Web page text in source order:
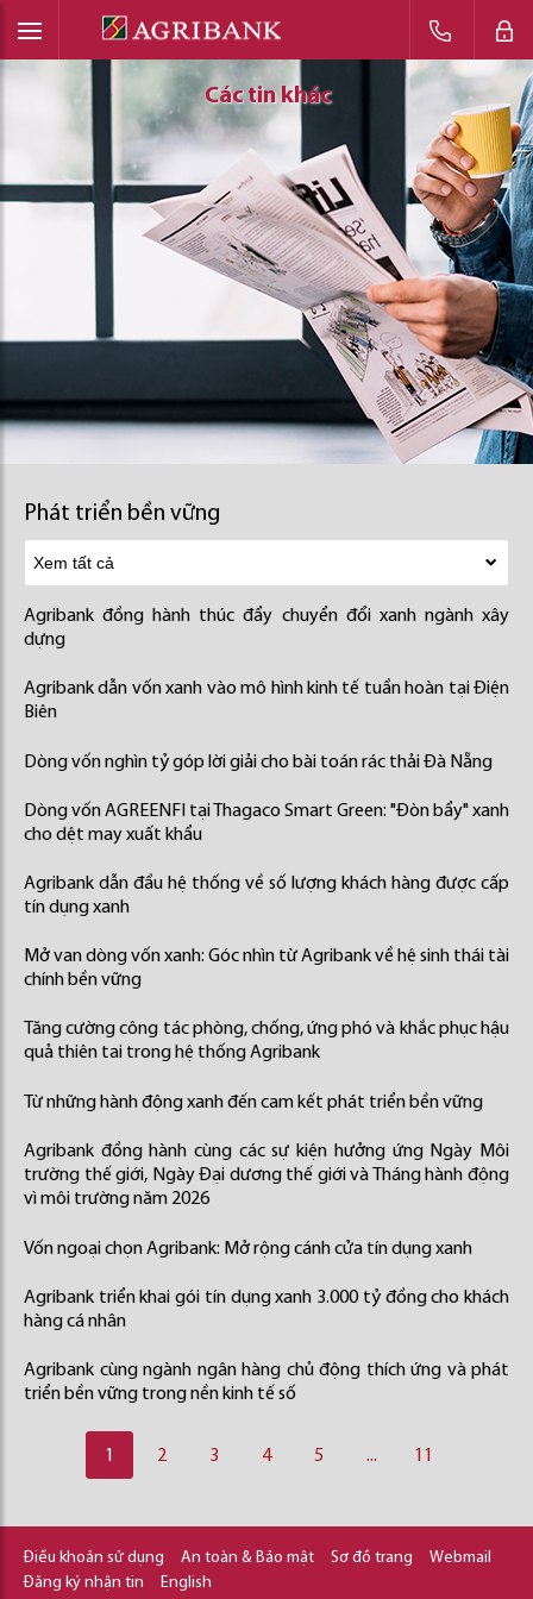
Các tin khác
Các tin khác
Các tin khác
Phát triển bền vững
Agribank đồng hành thúc đẩy chuyển đổi xanh ngành xây
dựng
Agribank dẫn vốn xanh vào mô hình kinh tế tuần hoàn tại Điện
Biên
Dòng vốn nghìn tỷ góp lời giải cho bài toán rác thải Đà Nẵng
Dòng vốn AGREENFI tại Thagaco Smart Green: "Đòn bẩy" xanh
cho dệt may xuất khẩu
Agribank dẫn đầu hệ thống về số lượng khách hàng được cấp
tín dụng xanh
Mở van dòng vốn xanh: Góc nhìn từ Agribank về hệ sinh thái tài
chính bền vững
Tăng cường công tác phòng, chống, ứng phó và khắc phục hậu
quả thiên tai trong hệ thống Agribank
Từ những hành động xanh đến cam kết phát triển bền vững
Agribank đồng hành cùng các sự kiện hưởng ứng Ngày Môi
trường thế giới, Ngày Đại dương thế giới và Tháng hành động
vì môi trường năm 2026
Vốn ngoại chọn Agribank: Mở rộng cánh cửa tín dụng xanh
Agribank triển khai gói tín dụng xanh 3.000 tỷ đồng cho khách
hàng cá nhân
Agribank cùng ngành ngân hàng chủ động thích ứng và phát
triển bền vững trong nền kinh tế số
1 2 3 4 5 ... 11
Điều khoản sử dụng An toàn & Bảo mật Sơ đồ trang
Webmail
Đăng ký nhận tin
English